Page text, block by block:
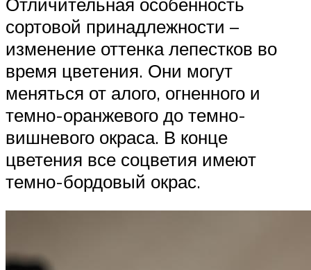
сортовой принадлежности –
изменение оттенка лепестков во
время цветения. Они могут
меняться от алого, огненного и
темно-оранжевого до темно-
вишневого окраса. В конце
цветения все соцветия имеют
темно-бордовый окрас.